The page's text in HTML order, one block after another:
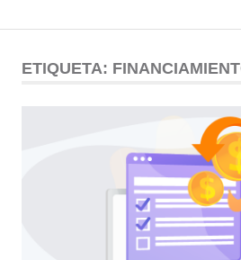
contenido
Comunidad
ODESSA
ETIQUETA: